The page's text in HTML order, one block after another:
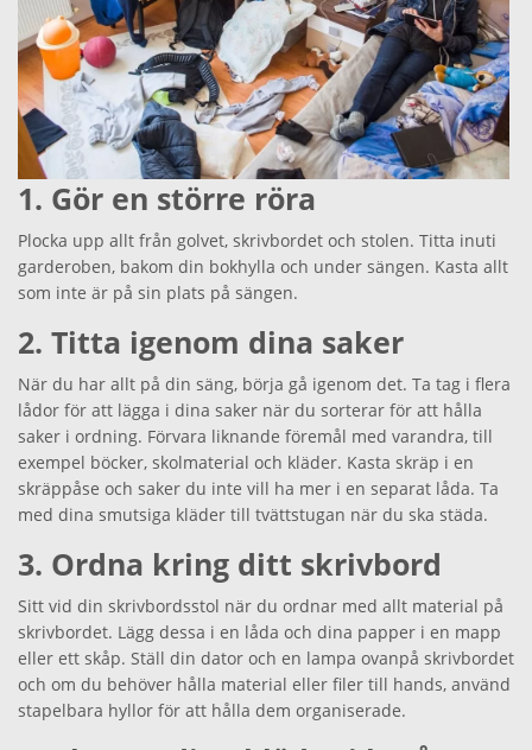
1. Gör en större röra
Plocka upp allt från golvet, skrivbordet och stolen. Titta inuti
garderoben, bakom din bokhylla och under sängen. Kasta allt
som inte är på sin plats på sängen.
2. Titta igenom dina saker
När du har allt på din säng, börja gå igenom det. Ta tag i flera
lådor för att lägga i dina saker när du sorterar för att hålla
saker i ordning. Förvara liknande föremål med varandra, till
exempel böcker, skolmaterial och kläder. Kasta skräp i en
skräppåse och saker du inte vill ha mer i en separat låda. Ta
med dina smutsiga kläder till tvättstugan när du ska städa.
3. Ordna kring ditt skrivbord
Sitt vid din skrivbordsstol när du ordnar med allt material på
skrivbordet. Lägg dessa i en låda och dina papper i en mapp
eller ett skåp. Ställ din dator och en lampa ovanpå skrivbordet
och om du behöver hålla material eller filer till hands, använd
stapelbara hyllor för att hålla dem organiserade.